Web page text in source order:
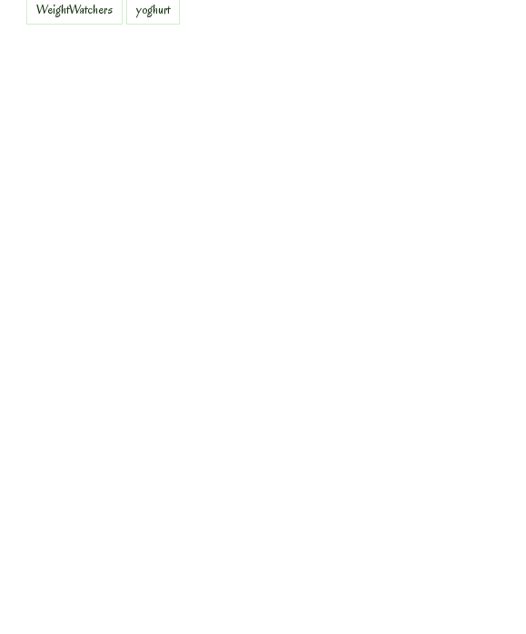
WeightWatchers
yoghurt